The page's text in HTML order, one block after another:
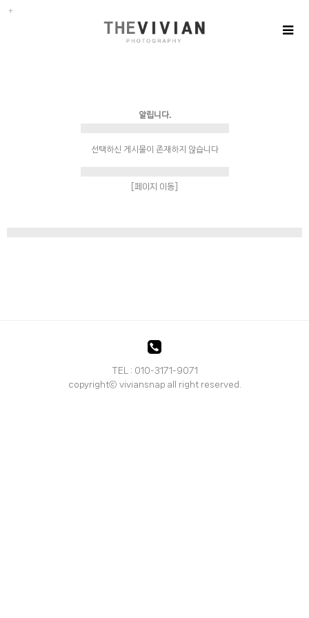
알립니다.
선택하신 게시물이 존재하지 않습니다
[페이지 이동]
TEL : 010-3171-9071
copyrightⓒ viviansnap all right reserved.